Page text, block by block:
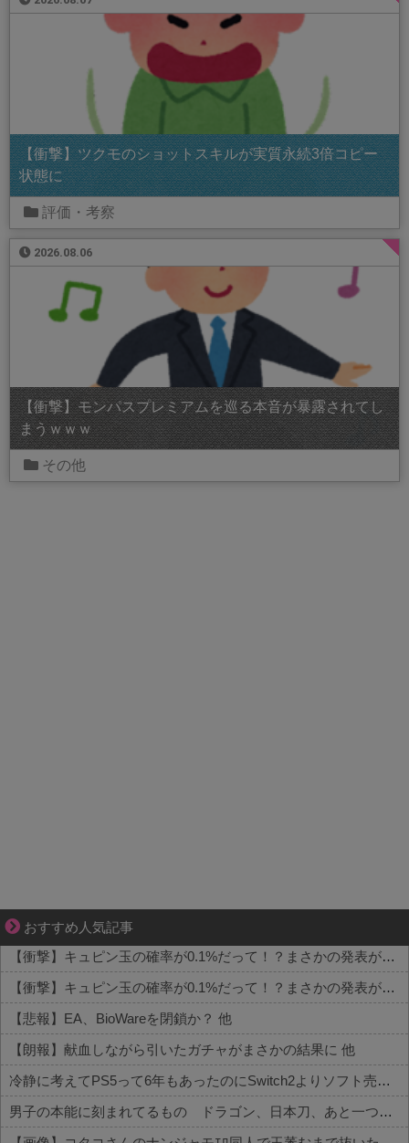
【衝撃】ツクモのショットスキルが実質永続3倍コピー
状態に
評価・考察
2026.08.06
【衝撃】モンパスプレミアムを巡る本音が暴露されてし
まうｗｗｗ
その他
おすすめ人気記事
【マンガ】バラシ屋トシヤの漫画セレクション
【衝撃】キュピン玉の確率が0.1%だって！？まさかの発表がコチラ 他
【衝撃】キュピン玉の確率が0.1%だって！？まさかの発表がコチラ 他
【悲報】EA、BioWareを閉鎖か？ 他
【朗報】献血しながら引いたガチャがまさかの結果に 他
冷静に考えてPS5って6年もあったのにSwitch2よりソフト売れないのヤバいよな 他
男子の本能に刻まれてるもの ドラゴン、日本刀、あと一つは？